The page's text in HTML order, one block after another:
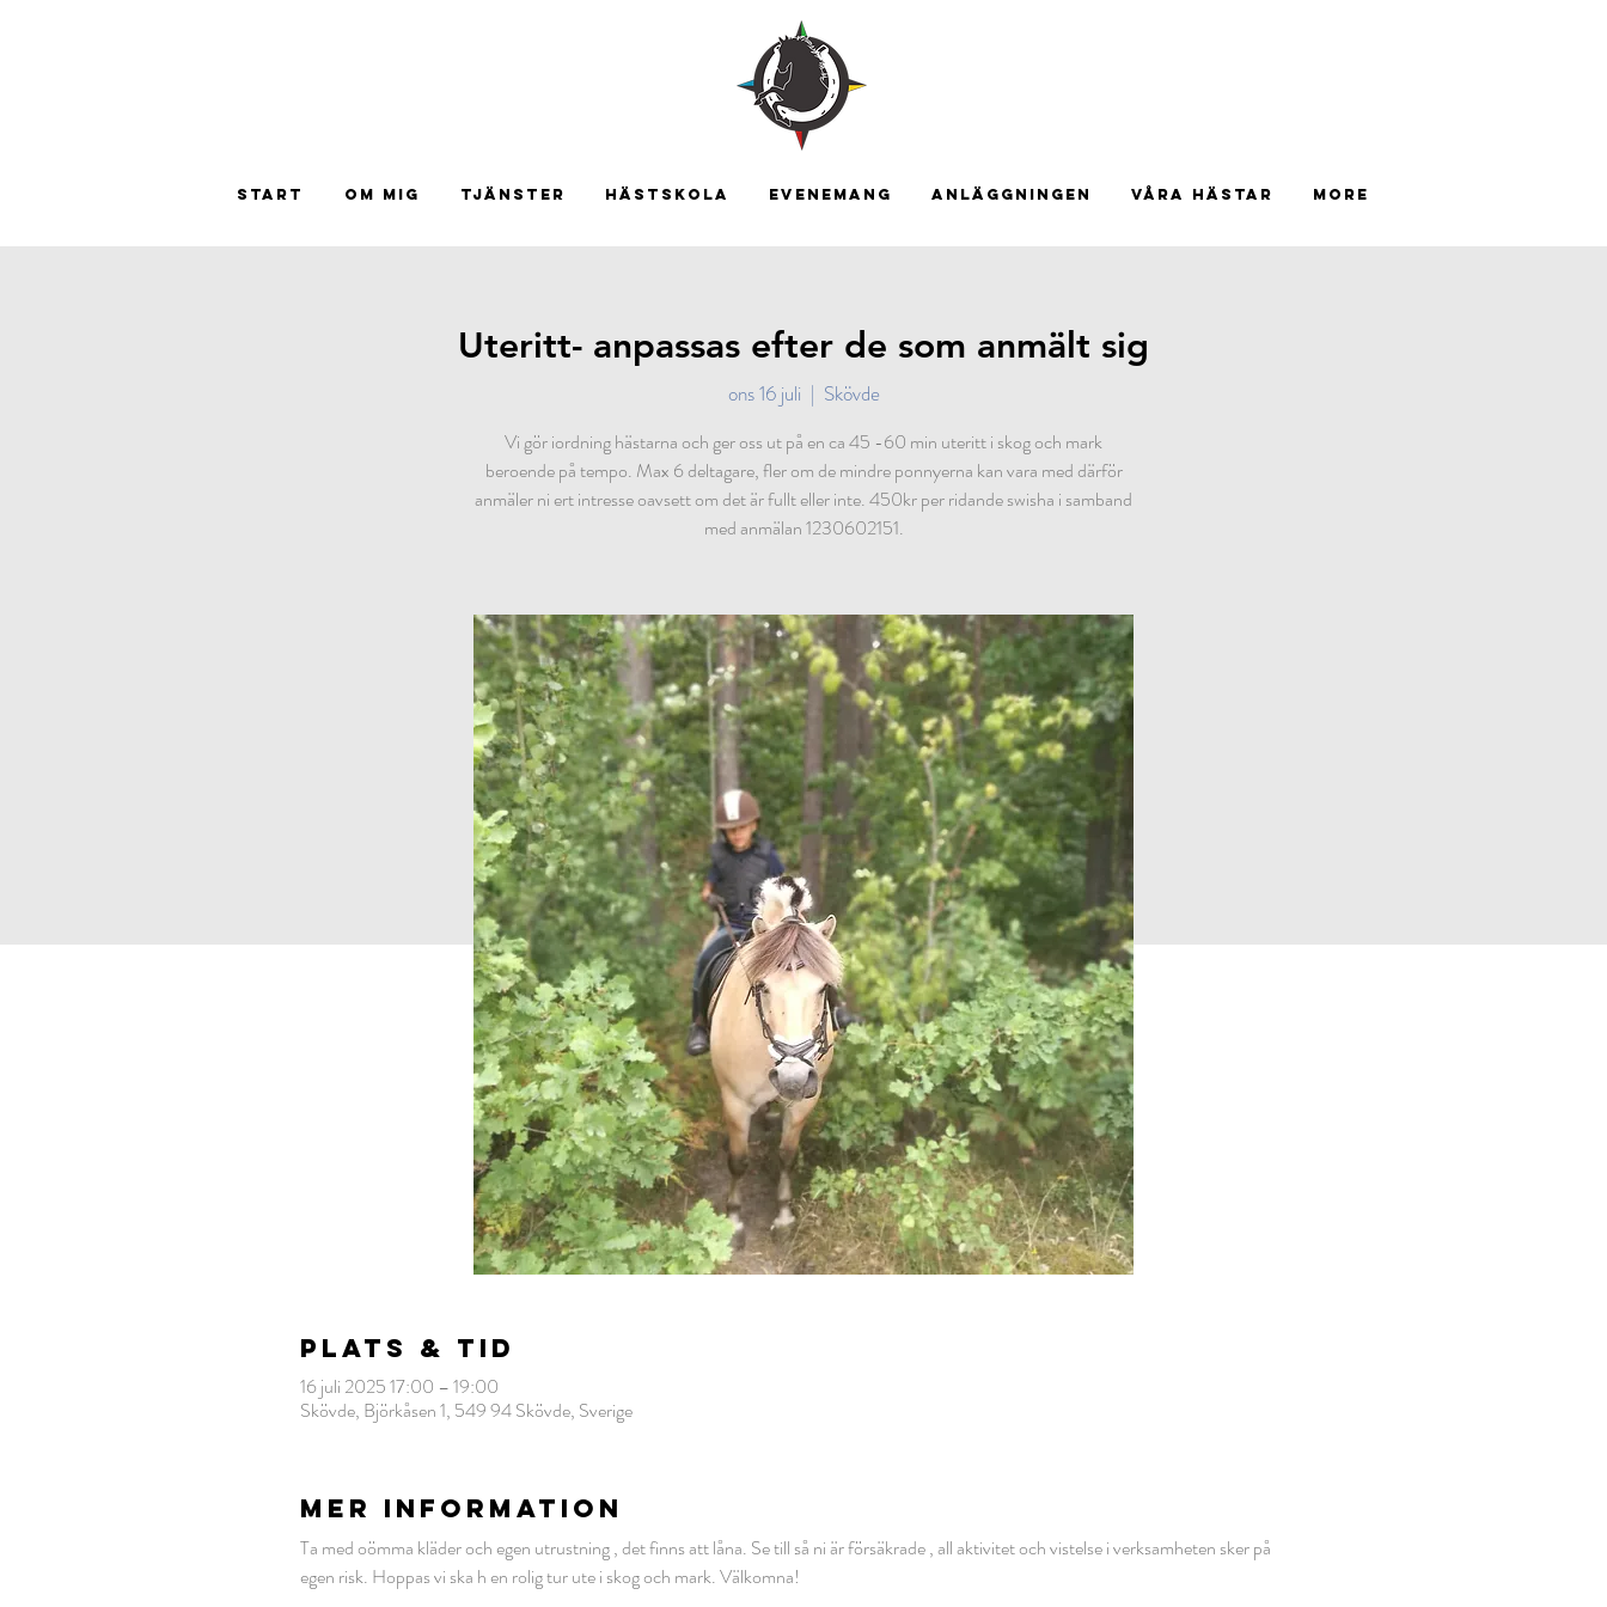
START OM MIG TJÄNSTER HÄSTSKOLA EVENEMANG ANLÄGGNINGEN VÅRA HÄSTAR More
Uteritt- anpassas efter de som anmält sig
ons 16 juli
  |
Skövde
Vi gör iordning hästarna och ger oss ut på en ca 45 -60 min uteritt i skog och mark
beroende på tempo. Max 6 deltagare, fler om de mindre ponnyerna kan vara med därför
anmäler ni ert intresse oavsett om det är fullt eller inte. 450kr per ridande swisha i samband
med anmälan 1230602151.
Plats & Tid
16 juli 2025 17:00 – 19:00
Skövde, Björkåsen 1, 549 94 Skövde, Sverige
MER INFORMATION
Ta med oömma kläder och egen utrustning , det finns att låna. Se till så ni är försäkrade , all aktivitet och vistelse i verksamheten sker på
egen risk. Hoppas vi ska h en rolig tur ute i skog och mark. Välkomna!